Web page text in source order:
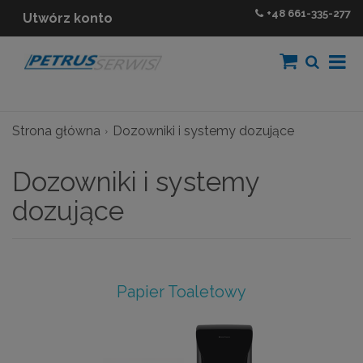
Utwórz konto +48 661-335-277
Strona główna Dozowniki i systemy dozujące
Dozowniki i systemy
dozujące
Papier Toaletowy